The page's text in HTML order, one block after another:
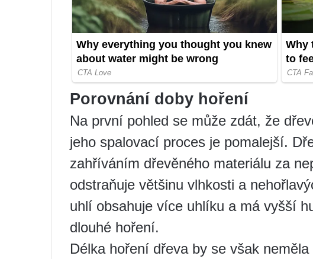
Porovnání doby hoření
Na první pohled se může zdát, že
jeho spalovací proces je pomalejší.
zahříváním dřevěného materiálu za
odstraňuje většinu vlhkosti a
uhlí obsahuje více uhlíku a má vyšší
dlouhé hoření.
Délka hoření dřeva by se však